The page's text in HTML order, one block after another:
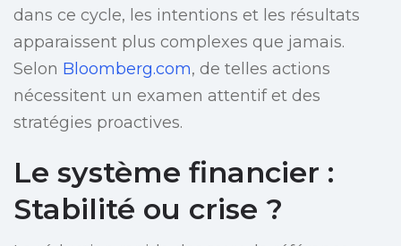
dans ce cycle, les intentions et les résultats
apparaissent plus complexes que jamais.
Selon Bloomberg.com, de telles actions
nécessitent un examen attentif et des
stratégies proactives.
Le système financier :
Stabilité ou crise ?